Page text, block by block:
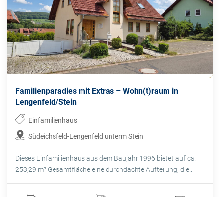
Familienparadies mit Extras – Wohn(t)raum in
Lengenfeld/Stein
Einfamilienhaus
Südeichsfeld-Lengenfeld unterm Stein
Dieses Einfamilienhaus aus dem Baujahr 1996 bietet auf ca.
253,29 m² Gesamtfläche eine durchdachte Aufteilung, die...